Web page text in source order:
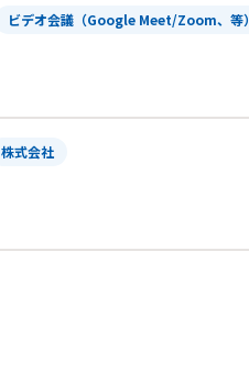
ビデオ会議（Google Meet/Zoom、等）
株式会社